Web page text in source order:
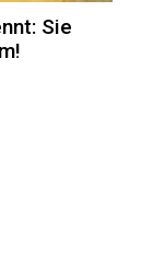
Sie